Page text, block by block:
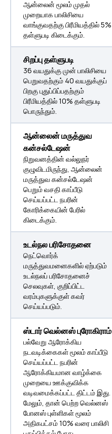
ஆன்லைன் மூலம் முதல்
முறையாக பாலிசியை
வாங்குவதற்கு பிரீமியத்தில் 5%
தள்ளுபடி கிடைக்கும்.
சிறப்பு தள்ளுபடி
36 வயதுக்கு முன் பாலிசியை
பெறுவதற்கும் 40 வயதுக்குப்
பிறகு புதுப்பிப்பதற்கும்
பிரீமியத்தில் 10% தள்ளுபடி
பொருந்தும்.
ஆன்லைன் மருத்துவ
கன்சல்டேஷன்
நிறுவனத்தின் வல்லுநர்
குழுவிடமிருந்து, ஆன்லைன்
மருத்துவ கன்சல்டேஷன்
பெறும் வசதி காப்பீடு
செய்யப்பட்ட நபரின்
கோரிக்கையின் பேரில்
கிடைக்கும்.
உடல்நல பரிசோதனை
நெட்வொர்க்
மருத்துவமனைகளில் ஏற்படும்
உடல்நலப் பரிசோதனைச்
செலவுகள், குறிப்பிட்ட
வரம்புகளுக்குள் கவர்
செய்யப்படும்.
ஸ்டார் வெல்னஸ் புரோகிராம்
பல்வேறு ஆரோக்கிய
நடவடிக்கைகள் மூலம் காப்பீடு
செய்யப்பட்ட நபரின்
ஆரோக்கியமான வாழ்க்கை
முறையை ஊக்குவிக்க
வடிவமைக்கப்பட்ட திட்டம் இது.
மேலும், தான் பெற்ற வெல்னஸ்
போனஸ் புள்ளிகள் மூலம்
அதிகபட்சம் 10% வரை பாலிசி